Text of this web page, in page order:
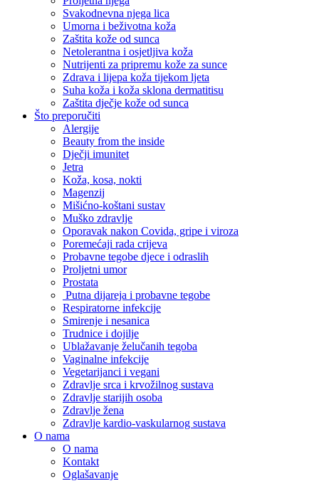
Svakodnevna njega lica
Umorna i beživotna koža
Zaštita kože od sunca
Netolerantna i osjetljiva koža
Nutrijenti za pripremu kože za sunce
Zdrava i lijepa koža tijekom ljeta
Suha koža i koža sklona dermatitisu
Zaštita dječje kože od sunca
Što preporučiti
Alergije
Beauty from the inside
Dječji imunitet
Jetra
Koža, kosa, nokti
Magenzij
Mišićno-koštani sustav
Muško zdravlje
Oporavak nakon Covida, gripe i viroza
Poremećaji rada crijeva
Probavne tegobe djece i odraslih
Proljetni umor
Prostata
Putna dijareja i probavne tegobe
Respiratorne infekcije
Smirenje i nesanica
Trudnice i dojilje
Ublažavanje želučanih tegoba
Vaginalne infekcije
Vegetarijanci i vegani
Zdravlje srca i krvožilnog sustava
Zdravlje starijih osoba
Zdravlje žena
Zdravlje kardio-vaskularnog sustava
O nama
O nama
Kontakt
Oglašavanje